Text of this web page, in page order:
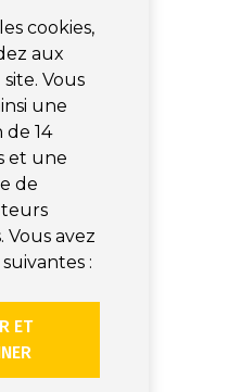
cookies,
aux
Vous
une
de 14
et une
de
Vous avez
suivantes :
ET